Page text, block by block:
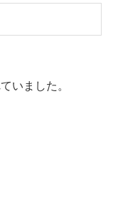
いました。